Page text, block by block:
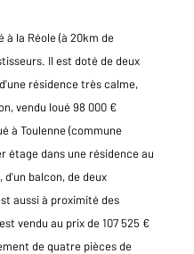
à la Réole (à 20km de
Il est doté de deux
résidence très calme,
vendu loué 98 000 €
à Toulenne (commune
étage dans une résidence au
balcon, de deux
aussi à proximité des
vendu au prix de 107 525 €
de quatre pièces de